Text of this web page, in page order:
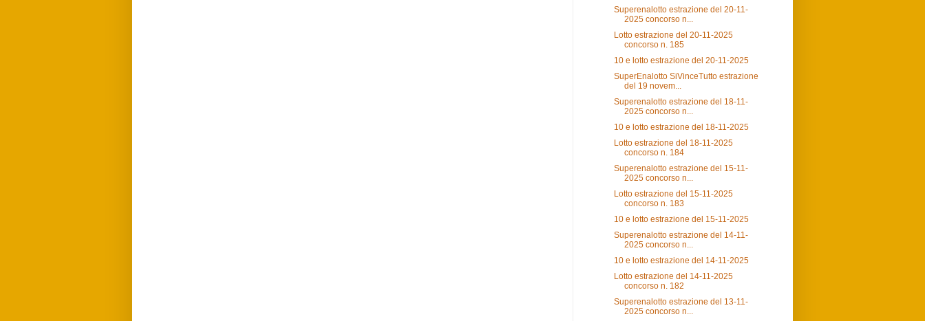
Superenalotto estrazione del 20-11-
2025 concorso n...
Lotto estrazione del 20-11-2025
concorso n. 185
10 e lotto estrazione del 20-11-2025
SuperEnalotto SiVinceTutto estrazione
del 19 novem...
Superenalotto estrazione del 18-11-
2025 concorso n...
10 e lotto estrazione del 18-11-2025
Lotto estrazione del 18-11-2025
concorso n. 184
Superenalotto estrazione del 15-11-
2025 concorso n...
Lotto estrazione del 15-11-2025
concorso n. 183
10 e lotto estrazione del 15-11-2025
Superenalotto estrazione del 14-11-
2025 concorso n...
10 e lotto estrazione del 14-11-2025
Lotto estrazione del 14-11-2025
concorso n. 182
Superenalotto estrazione del 13-11-
2025 concorso n...